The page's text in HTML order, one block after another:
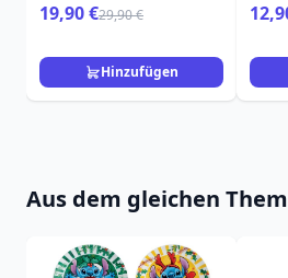
19,90 €29,90 €
Hinzufügen
Aus dem gleichen